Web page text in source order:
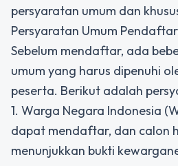
persyaratan umum dan
Persyaratan Umum
Sebelum mendaftar, ada
umum yang harus dipenuhi
peserta. Berikut adalah
1. Warga Negara Indonesia
dapat mendaftar, dan calon
menunjukkan bukti